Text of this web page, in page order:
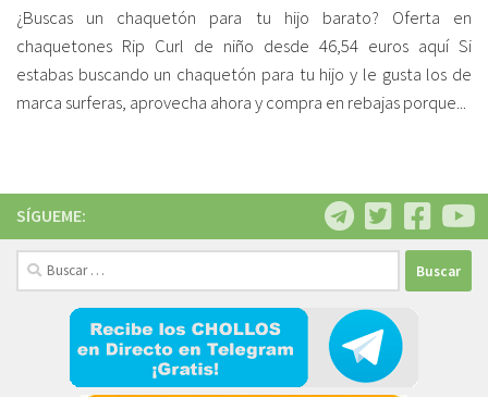
¿Buscas un chaquetón para tu hijo barato? Oferta en
chaquetones Rip Curl de niño desde 46,54 euros aquí Si
estabas buscando un chaquetón para tu hijo y le gusta los de
marca surferas, aprovecha ahora y compra en rebajas porque...
SÍGUEME:
Buscar: